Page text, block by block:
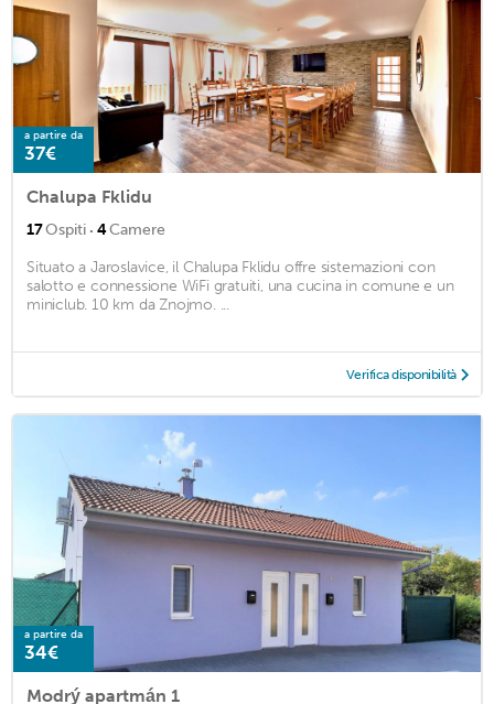
a partire da
37€
Chalupa Fklidu
17Ospiti · 4Camere
Situato a Jaroslavice, il Chalupa Fklidu offre sistemazioni con
salotto e connessione WiFi gratuiti, una cucina in comune e un
miniclub. 10 km da Znojmo. ...
Verifica disponibilità
a partire da
34€
Modrý apartmán 1